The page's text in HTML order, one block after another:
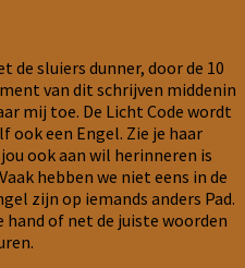
de sluiers dunner, door de 10
van dit schrijven middenin
mij toe. De Licht Code wordt
ook een Engel. Zie je haar
ook aan wil herinneren is
hebben we niet eens in de
zijn op iemands anders Pad.
hand of net de juiste woorden